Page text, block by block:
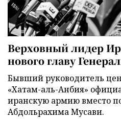
Верховный лидер
нового главу
Бывший руководитель
«Хатам-аль-Анбия»
иранскую армию вместо
Абдольрахима Мусави.